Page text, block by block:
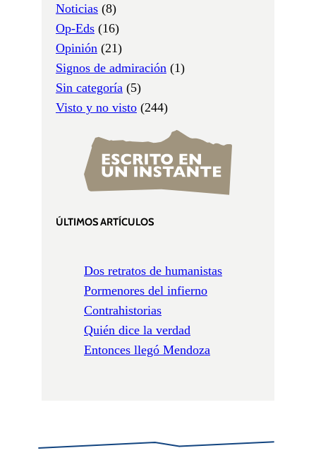
Noticias (8)
Op-Eds (16)
Opinión (21)
Signos de admiración (1)
Sin categoría (5)
Visto y no visto (244)
ÚLTIMOS ARTÍCULOS
Dos retratos de humanistas
Pormenores del infierno
Contrahistorias
Quién dice la verdad
Entonces llegó Mendoza